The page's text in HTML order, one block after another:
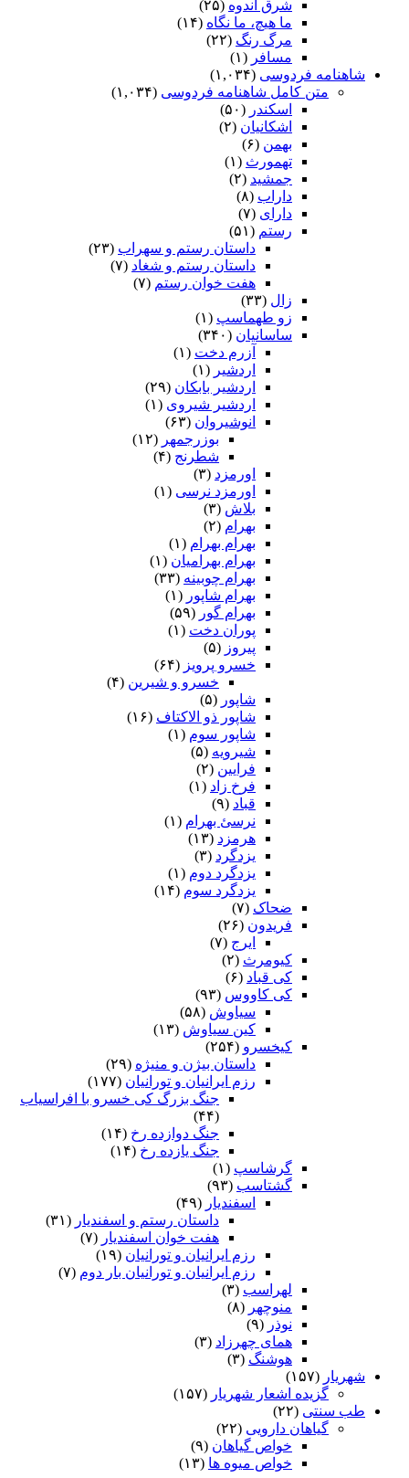
شرق اندوه (۲۵)
ما هیچ، ما نگاه (۱۴)
مرگ رنگ (۲۲)
مسافر (۱)
شاهنامه فردوسی (۱,۰۳۴)
متن کامل شاهنامه فردوسی (۱,۰۳۴)
اسکندر (۵۰)
اشکانیان (۲)
بهمن (۶)
تهمورث (۱)
جمشید (۲)
داراب (۸)
دارای (۷)
رستم (۵۱)
داستان رستم و سهراب (۲۳)
داستان رستم و شغاد (۷)
هفت خوان رستم‏ (۷)
زال (۳۳)
زو طهماسپ‏ (۱)
ساسانیان (۳۴۰)
آزرم دخت (۱)
اردشیر (۱)
اردشیر بابکان (۲۹)
اردشیر شیروی (۱)
انوشیروان (۶۳)
بوزرجمهر (۱۲)
شطرنج (۴)
اورمزد (۳)
اورمزد نرسى‏ (۱)
بلاش (۳)
بهرام (۲)
بهرام بهرام (۱)
بهرام بهرامیان‏ (۱)
بهرام چوبینه (۳۳)
بهرام شاپور (۱)
بهرام گور (۵۹)
پوران دخت (۱)
پیروز (۵)
خسرو پرویز (۶۴)
خسرو و شیرین (۴)
شاپور (۵)
شاپور ذو الاکتاف (۱۶)
شاپور سوم‏ (۱)
شیرویه (۵)
فرایین (۲)
فرخ زاد (۱)
قباد (۹)
نرسئ بهرام‏ (۱)
هرمزد (۱۳)
یزدگرد (۳)
یزدگرد دوم (۱)
یزدگرد سوم (۱۴)
ضحاک (۷)
فریدون (۲۶)
ایرج (۷)
کیومرث (۲)
کی قباد (۶)
کی کاووس (۹۳)
سیاوش (۵۸)
کین سیاوش (۱۳)
کیخسرو (۲۵۴)
داستان بیژن و منیژه (۲۹)
رزم ایرانیان و تورانیان (۱۷۷)
جنگ بزرگ کی خسرو با افراسیاب
(۴۴)
جنگ دوازده رخ (۱۴)
جنگ یازده رخ (۱۴)
گرشاسپ (۱)
گشتاسب (۹۳)
اسفندیار (۴۹)
داستان رستم و اسفندیار (۳۱)
هفت خوان اسفندیار (۷)
رزم ایرانیان و تورانیان (۱۹)
رزم ایرانیان و تورانیان بار دوم (۷)
لهراسب (۳)
منوچهر (۸)
نوذر (۹)
هماى چهرزاد (۳)
هوشنگ (۳)
شهریار (۱۵۷)
گزیده اشعار شهریار (۱۵۷)
طب سنتی (۲۲)
گیاهان دارویی (۲۲)
خواص گیاهان (۹)
خواص میوه ها (۱۳)